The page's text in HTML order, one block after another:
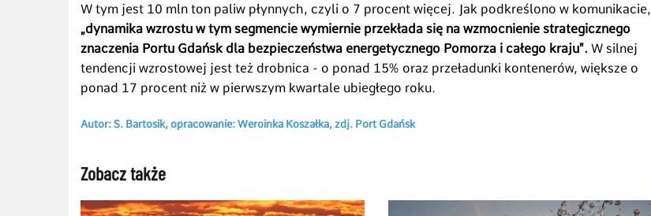
W tym jest 10 mln ton paliw płynnych, czyli o 7 procent więcej. Jak podkreślono w komunikacie,
„dynamika wzrostu w tym segmencie wymiernie przekłada się na wzmocnienie strategicznego
znaczenia Portu Gdańsk dla bezpieczeństwa energetycznego Pomorza i całego kraju". W silnej
tendencji wzrostowej jest też drobnica - o ponad 15% oraz przeładunki kontenerów, większe o
ponad 17 procent niż w pierwszym kwartale ubiegłego roku.
Autor: S. Bartosik, opracowanie: Weroinka Koszałka, zdj. Port Gdańsk
Zobacz także